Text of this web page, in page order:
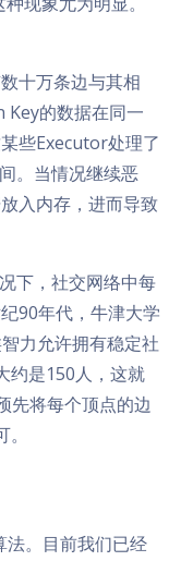
十万条边与其相
Key的数据在同一
些Executor处理了
。当情况继续恶
入内存，进而导致
下，社交网络中每
90年代，牛津大学
力允许拥有稳定社
约是150人，这就
先将每个顶点的边
法。目前我们已经